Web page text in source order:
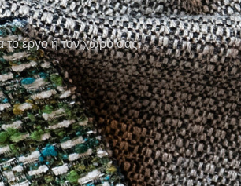
το έργο ή τον χώρο σας.